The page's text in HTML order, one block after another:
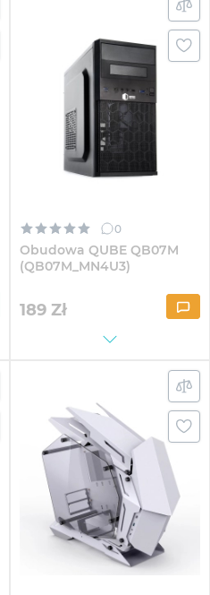
0
Obudowa QUBE QB07M
(QB07M_MN4U3)
189 Zł